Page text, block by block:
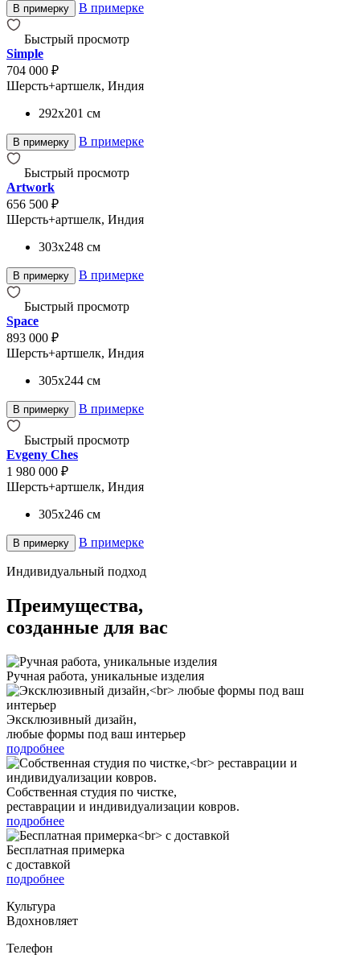
В примерку В примерке
Быстрый просмотр
Simple
704 000 ₽
Шерсть+артшелк, Индия
292x201 см
В примерку В примерке
Быстрый просмотр
Artwork
656 500 ₽
Шерсть+артшелк, Индия
303x248 см
В примерку В примерке
Быстрый просмотр
Space
893 000 ₽
Шерсть+артшелк, Индия
305x244 см
В примерку В примерке
Быстрый просмотр
Evgeny Ches
1 980 000 ₽
Шерсть+артшелк, Индия
305x246 см
В примерку В примерке
Индивидуальный подход
Преимущества,
созданные для вас
Ручная работа, уникальные изделия
Эксклюзивный дизайн,
любые формы под ваш интерьер
подробнее
Собственная студия по чистке,
реставрации и индивидуализации ковров.
подробнее
Бесплатная примерка
с доставкой
подробнее
Культура
Вдохновляет
Телефон